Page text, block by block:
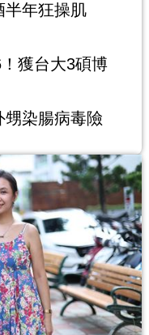
年狂操肌
獲台大3碩博
染腸病毒險